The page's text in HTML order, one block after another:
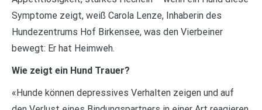
Symptome zeigt, weiß Carola Lenze, Inhaberin des
Hundezentrums Hof Birkensee, was den Vierbeiner
bewegt: Er hat Heimweh.
Wie zeigt ein Hund Trauer?
«Hunde können depressives Verhalten zeigen und auf